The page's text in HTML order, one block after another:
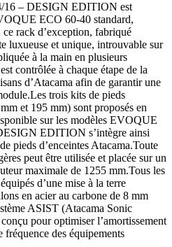
16 – DESIGN EDITION est
ECO 60-40 standard,
rack d’exception, fabriqué
luxueuse et unique, introuvable sur
à la main en plusieurs
contrôlée à chaque étape de la
d’Atacama afin de garantir une
trois kits de pieds
et 195 mm) sont proposés en
sur les modèles EVOQUE
EDITION s’intègre ainsi
pieds d’enceintes Atacama.Toute
peut être utilisée et placée sur un
maximale de 1255 mm.Tous les
d’une mise à la terre
en acier au carbone de 8 mm
ASIST (Atacama Sonic
pour optimiser l’amortissement
fréquence des équipements